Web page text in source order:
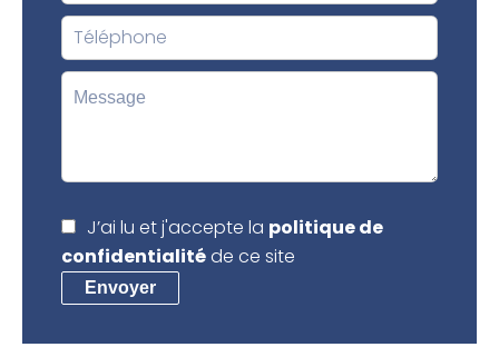
J’ai lu et j'accepte la politique de
confidentialitéde ce site
Envoyer